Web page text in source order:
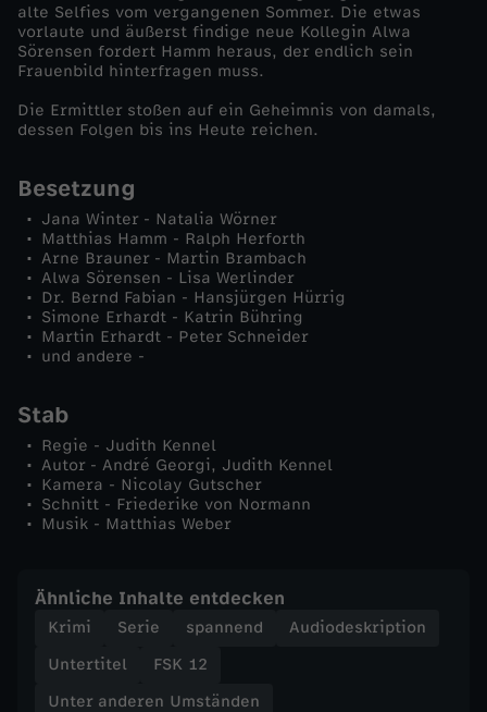
b
e
d
e
n
T
o
d
h
n
a
alte Selfies vom vergangenen Sommer. Die etwas
vorlaute und äußerst findige neue Kollegin Alwa
Sörensen fordert Hamm heraus, der endlich sein
Frauenbild hinterfragen muss.
Die Ermittler stoßen auf ein Geheimnis von damals,
dessen Folgen bis ins Heute reichen.
Besetzung
Jana Winter - Natalia Wörner
Matthias Hamm - Ralph Herforth
Arne Brauner - Martin Brambach
Alwa Sörensen - Lisa Werlinder
Dr. Bernd Fabian - Hansjürgen Hürrig
Simone Erhardt - Katrin Bühring
Martin Erhardt - Peter Schneider
und andere -
Stab
Regie - Judith Kennel
Autor - André Georgi, Judith Kennel
Kamera - Nicolay Gutscher
Schnitt - Friederike von Normann
Musik - Matthias Weber
Ähnliche Inhalte entdecken
Krimi Serie spannend
Audiodeskription
Untertitel
FSK 12
Unter anderen Umständen